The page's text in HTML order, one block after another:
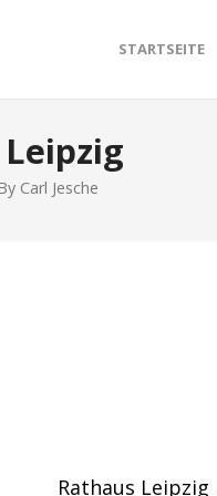
STARTSEITE
Carl Jesche
Rathaus Leipzig